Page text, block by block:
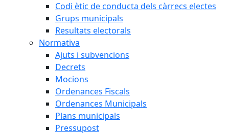
Codi ètic de conducta dels càrrecs electes
Grups municipals
Resultats electorals
Normativa
Ajuts i subvencions
Decrets
Mocions
Ordenances Fiscals
Ordenances Municipals
Plans municipals
Pressupost